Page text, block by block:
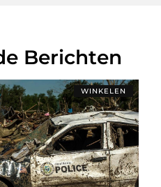
Berichten
WINKELEN